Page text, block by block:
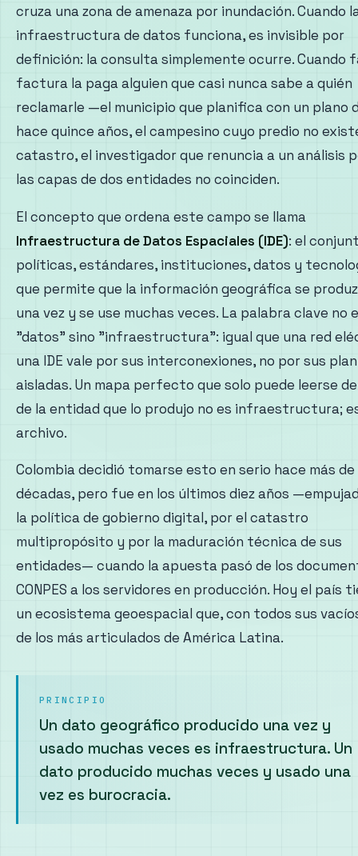
cruza una zona de amenaza por inundación. Cuando
infraestructura de datos funciona, es invisible por
definición: la consulta simplemente ocurre. Cuando
factura la paga alguien que casi nunca sabe a quién
reclamarle —el municipio que planifica con un plano
hace quince años, el campesino cuyo predio no
catastro, el investigador que renuncia a un análisis
las capas de dos entidades no coinciden.
El concepto que ordena este campo se llama
Infraestructura de Datos Espaciales (IDE): el
políticas, estándares, instituciones, datos y
que permite que la información geográfica se
una vez y se use muchas veces. La palabra clave no
"datos" sino "infraestructura": igual que una red
una IDE vale por sus interconexiones, no por sus
aisladas. Un mapa perfecto que solo puede leerse
de la entidad que lo produjo no es infraestructura;
archivo.
Colombia decidió tomarse esto en serio hace más de
décadas, pero fue en los últimos diez años
la política de gobierno digital, por el catastro
multipropósito y por la maduración técnica de sus
entidades— cuando la apuesta pasó de los
CONPES a los servidores en producción. Hoy el país
un ecosistema geoespacial que, con todos sus
de los más articulados de América Latina.
PRINCIPIO
Un dato geográfico producido una vez y
usado muchas veces es infraestructura. Un
dato producido muchas veces y usado una
vez es burocracia.